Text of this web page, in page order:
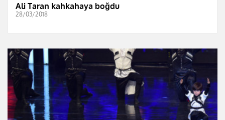
Ali Taran kahkahaya boğdu
28/03/2018